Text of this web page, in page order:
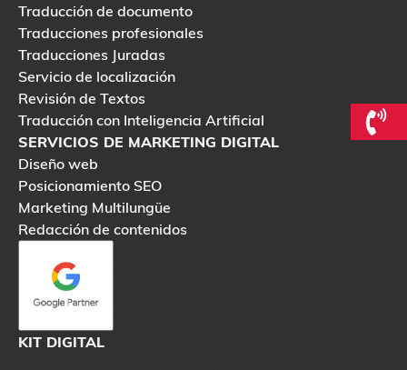
Traducción de documento
Traducciones profesionales
Traducciones Juradas
Servicio de localización
Revisión de Textos
Traducción con Inteligencia Artificial
SERVICIOS DE MARKETING DIGITAL
Diseño web
Posicionamiento SEO
Marketing Multilungüe
Redacción de contenidos
KIT DIGITAL